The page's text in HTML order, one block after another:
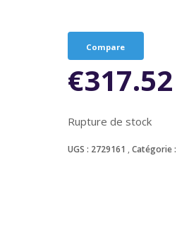
Compare
€317.52
Rupture de stock
UGS : 2729161 Catégorie :